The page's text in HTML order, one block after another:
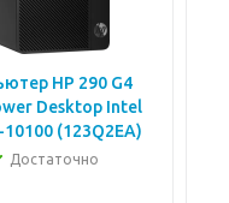
HP 290 G4
Desktop Intel
(123Q2EA)
Достаточно